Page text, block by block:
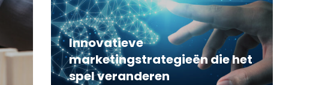
Innovatieve
marketingstrategieën die het
spel veranderen